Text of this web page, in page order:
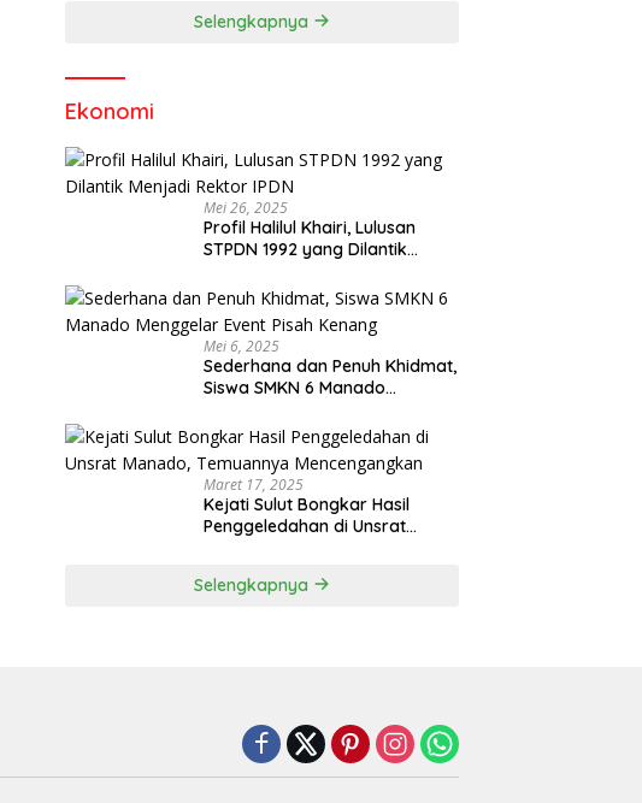
Selengkapnya
Ekonomi
Mei 26, 2025
Profil Halilul Khairi, Lulusan
STPDN 1992 yang Dilantik
Mei 6, 2025
Sederhana dan Penuh Khidmat,
Siswa SMKN 6 Manado
Maret 17, 2025
Kejati Sulut Bongkar Hasil
Penggeledahan di Unsrat
Selengkapnya